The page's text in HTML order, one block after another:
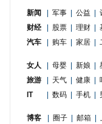
新闻 军事 公益
财经
股票 理财
汽车
购车 家居
女人 母婴 新娘
旅游
天气 健康
IT
数码 手机
博客 圈子 邮箱